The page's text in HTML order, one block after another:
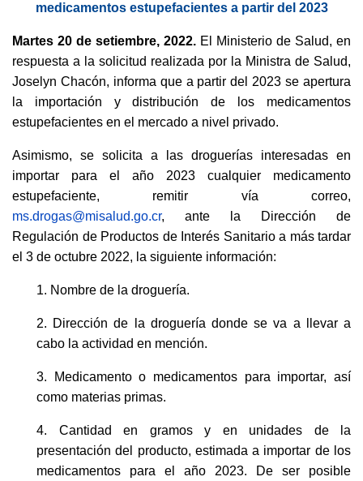
medicamentos estupefacientes a partir del 2023
Martes 20 de setiembre, 2022. El Ministerio de Salud, en
respuesta a la solicitud realizada por la Ministra de Salud,
Joselyn Chacón, informa que a partir del 2023 se apertura
la importación y distribución de los medicamentos
estupefacientes en el mercado a nivel privado.
Asimismo, se solicita a las droguerías interesadas en
importar para el año 2023 cualquier medicamento
estupefaciente, remitir vía correo,
ms.drogas@misalud.go.cr, ante la Dirección de
Regulación de Productos de Interés Sanitario a más tardar
el 3 de octubre 2022, la siguiente información:
1. Nombre de la droguería.
2. Dirección de la droguería donde se va a llevar a
cabo la actividad en mención.
3. Medicamento o medicamentos para importar, así
como materias primas.
4. Cantidad en gramos y en unidades de la
presentación del producto, estimada a importar de los
medicamentos para el año 2023. De ser posible